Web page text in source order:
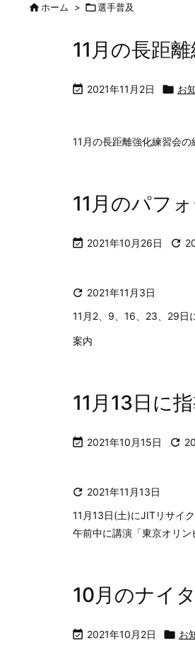
ホーム > 選手普及
11月の長距
 2021年11月2日  お
11月の長距離強化練習会の
11月のパフ
 2021年10月26日 
 2021年11月3日
11月2、9、16、23、29日
案内
11月13日に
 2021年10月15日 
 2021年11月13日
11月13日(土)にJITリサイ
午前中に講演「東京オリ
10月のナイ
 2021年10月2日  お